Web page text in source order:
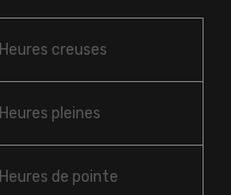
Heures creuses
Heures pleines
Heures de pointe